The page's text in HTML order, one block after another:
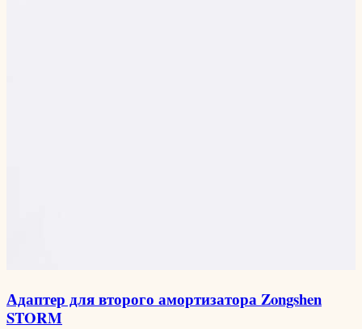
Адаптер для второго амортизатора Zongshen
STORM